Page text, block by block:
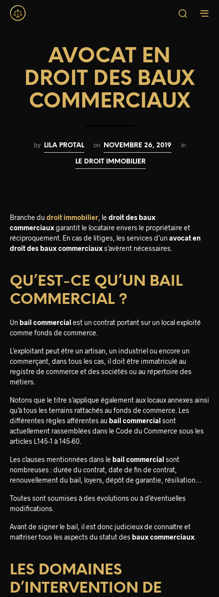
AVOCAT EN
DROIT DES BAUX
COMMERCIAUX
by LILA PROTAL on NOVEMBRE 26, 2019 in
LE DROIT IMMOBILIER
Branche du droit immobilier , le droit des baux
commerciauxgarantit le locataire envers le propriétaire et
réciproquement. En cas de litiges, les services d’un avocat en
droit des baux commerciauxs’avèrent nécessaires.
QU’EST-CE QU’UN BAIL
COMMERCIAL ?
Un bail commercial est un contrat portant sur un local exploité
comme fonds de commerce.
L’exploitant peut être un artisan, un industriel ou encore un
commerçant, dans tous les cas, il doit être immatriculé au
registre de commerce et des sociétés ou au répertoire des
métiers.
Notons que le titre s’applique également aux locaux annexes ainsi
qu’à tous les terrains rattachés au fonds de commerce. Les
différentes règles afférentes au bail commercial sont
actuellement rassemblées dans le Code du Commerce sous les
articles L145-1 à 145-60.
Les clauses mentionnées dans le bail commercial sont
nombreuses : durée du contrat, date de fin de contrat,
renouvellement du bail, loyers, dépôt de garantie, résiliation…
Toutes sont soumises à des évolutions ou à d’éventuelles
modifications.
Avant de signer le bail, il est donc judicieux de connaître et
maîtriser tous les aspects du statut desbaux commerciaux
LES DOMAINES
D’INTERVENTION DE